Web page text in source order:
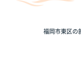
福岡市東区の